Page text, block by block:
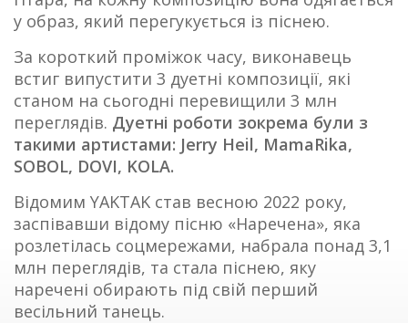
у образ, який перегукується із піснею.
За короткий проміжок часу, виконавець
встиг випустити 3 дуетні композиції, які
станом на сьогодні перевищили 3 млн
переглядів. Дуетні роботи зокрема були з
такими артистами: Jerry Heil, MamaRika,
SOBOL, DOVI, KOLA.
Відомим YAKTAK став весною 2022 року,
заспівавши відому пісню «Наречена», яка
розлетілась соцмережами, набрала понад 3,1
млн переглядів, та стала піснею, яку
наречені обирають під свій перший
весільний танець.